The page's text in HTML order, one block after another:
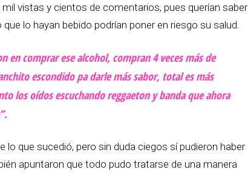
vistas y cientos de comentarios, pues querían saber
lo hayan bebido podrían poner en riesgo su salud.
en comprar ese alcohol, compran 4 veces más de
escondido pa darle más sabor, total es más
los oídos escuchando reggaeton y banda que ahora
que sucedió, pero sin duda ciegos sí pudieron haber
apuntaron que todo pudo tratarse de una manera